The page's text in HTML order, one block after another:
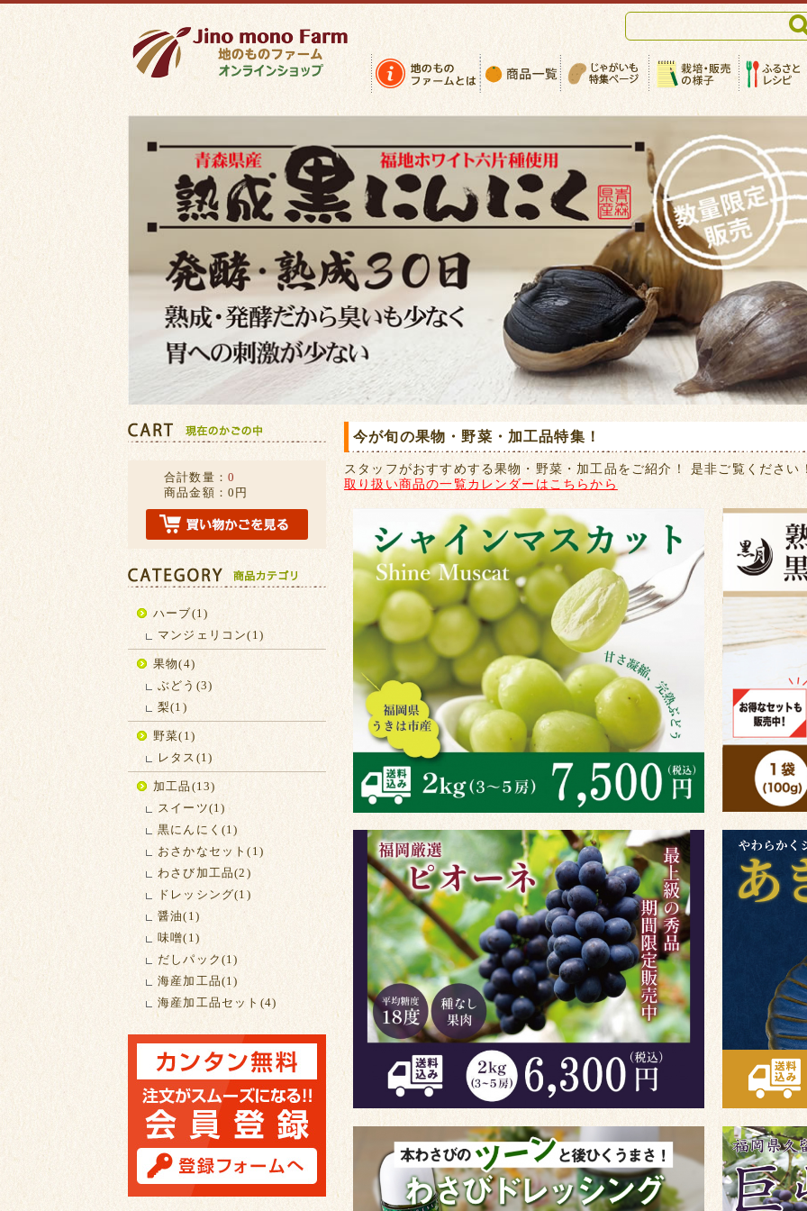
今が旬の果物・野菜・加工品特集！
スタッフがおすすめする果物・野菜・加工品をご紹介！ 是非ご覧ください
取り扱い商品の一覧カレンダーはこちらから
合計数量： 0
商品金額： 0円
ハーブ(1)
マンジェリコン(1)
果物(4)
ぶどう(3)
梨(1)
野菜(1)
レタス(1)
加工品(13)
スイーツ(1)
黒にんにく(1)
おさかなセット(1)
わさび加工品(2)
ドレッシング(1)
醤油(1)
味噌(1)
だしパック(1)
海産加工品(1)
海産加工品セット(4)